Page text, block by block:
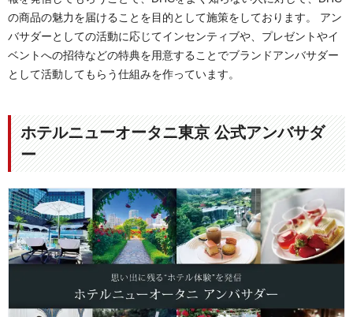
の商品の魅力を届けることを目的として施策をしております。 アン
バサダーとしての活動に応じてインセンティブや、プレゼントやイ
ベントへの招待などの特典を用意することでブランドアンバサダー
として活動してもらう仕組みを作っています。
ホテルニューオータニ東京 公式アンバサダ
ー